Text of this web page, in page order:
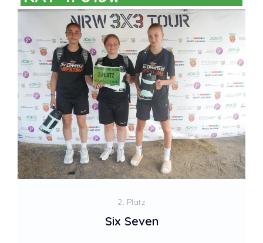
2. Platz
Six Seven